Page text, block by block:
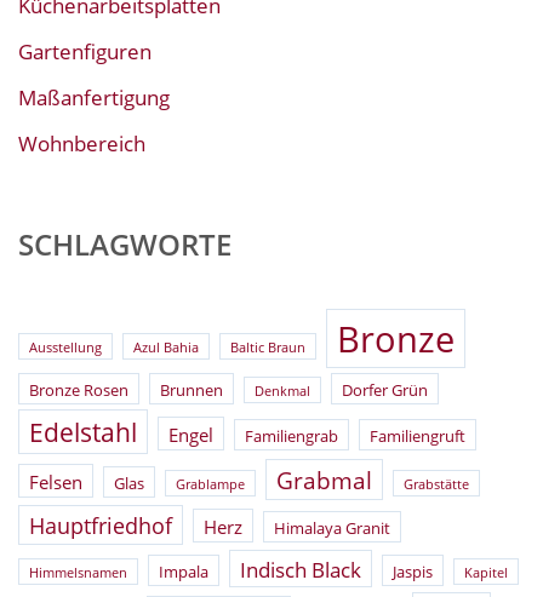
Gartenfiguren
Maßanfertigung
Wohnbereich
SCHLAGWORTE
Ausstellung Azul Bahia Baltic Braun Bronze
Bronze Rosen Brunnen Denkmal Dorfer Grün
Edelstahl Engel Familiengrab Familiengruft
Felsen Glas Grablampe Grabmal Grabstätte
Hauptfriedhof Herz Himalaya Granit
Himmelsnamen Impala Indisch Black Jaspis Kapitel